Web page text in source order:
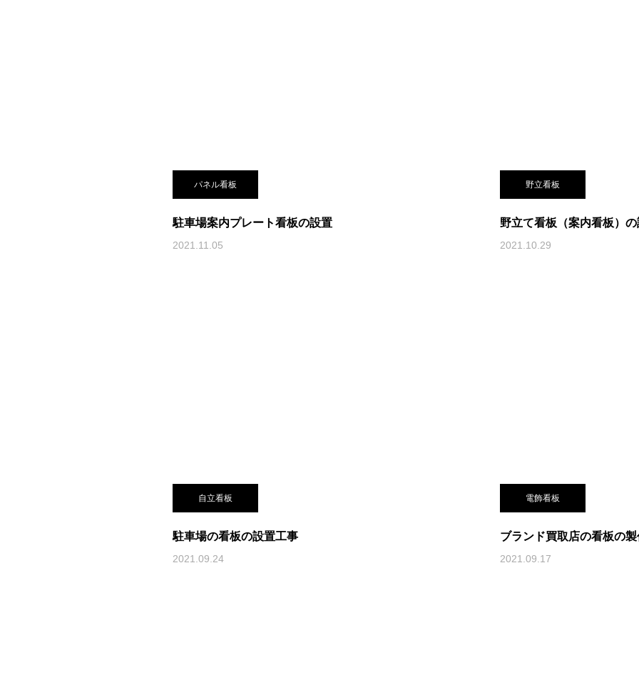
パネル看板
駐車場案内プレート看板の設置
2021.11.05
野立看板
野立て看板（案内看板）
2021.10.29
自立看板
駐車場の看板の設置工事
2021.09.24
電飾看板
ブランド買取店の看板の
2021.09.17